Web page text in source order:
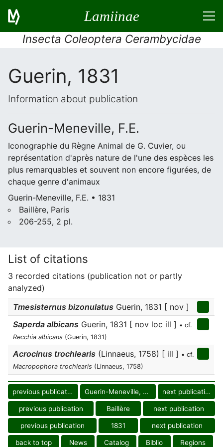
Lamiinae
Insecta Coleoptera Cerambycidae
Guerin, 1831
Information about publication
Guerin-Meneville, F.E.
Iconographie du Règne Animal de G. Cuvier, ou
représentation d'après nature de l'une des espèces les
plus remarquables et souvent non encore figurées, de
chaque genre d'animaux
Guerin-Meneville, F.E. • 1831
Baillère, Paris
206-255, 2 pl.
List of citations
3 recorded citations (publication not or partly
analyzed)
Tmesisternus bizonulatus Guerin, 1831 [ nov ]
Saperda albicans Guerin, 1831 [ nov loc ill ] • cf.
Recchia albicans (Guerin, 1831)
Acrocinus trochlearis (Linnaeus, 1758) [ ill ] • cf.
Macropophora trochlearis (Linnaeus, 1758)
previous publication Guerin-Meneville, F.E. next publication
previous publication Baillère next publication
previous publication 1831 next publication
back to top News Catalog Biblio Regions